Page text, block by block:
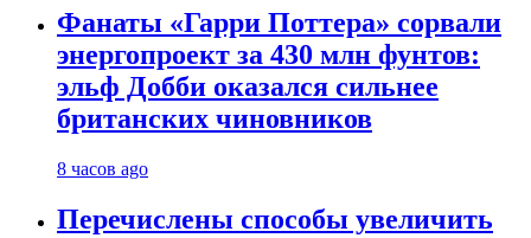
Фанаты «Гарри Поттера» сорвали
энергопроект за 430 млн фунтов:
эльф Добби оказался сильнее
британских чиновников
8 часов ago
Перечислены способы увеличить